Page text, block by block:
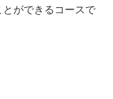
ができるコースで